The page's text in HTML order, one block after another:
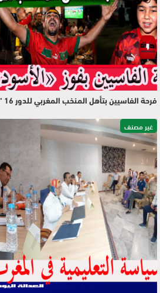
فرحة الفاسيين بتأهل المنخب المغربي للدور 16 “مشاهد…
غير مصنف